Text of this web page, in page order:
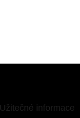
Užitečné informace